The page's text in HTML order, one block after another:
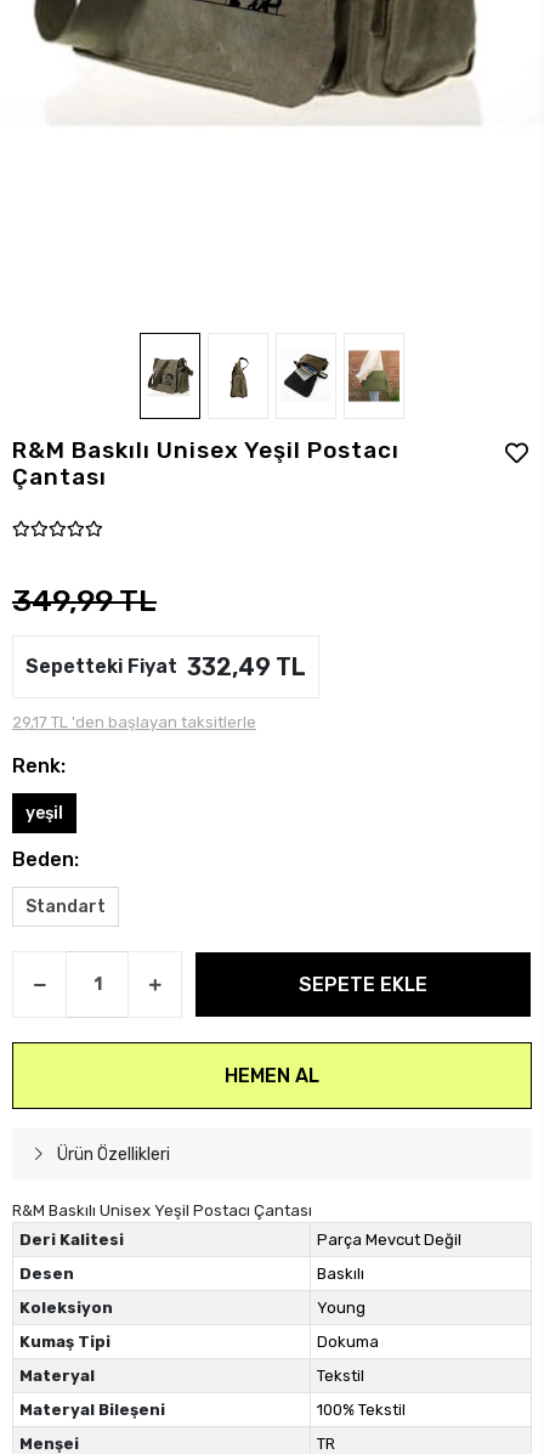
R&M Baskılı Unisex Yeşil Postacı
Çantası
349,99 TL
Sepetteki Fiyat 332,49 TL
29,17 TL 'den başlayan taksitlerle
Renk:
yeşil
Beden:
Standart
SEPETE EKLE
HEMEN AL
Ürün Özellikleri
R&M Baskılı Unisex Yeşil Postacı Çantası
Deri Kalitesi
Parça Mevcut Değil
Desen
Baskılı
Koleksiyon
Young
Kumaş Tipi
Dokuma
Materyal
Tekstil
Materyal Bileşeni
100% Tekstil
Menşei
TR